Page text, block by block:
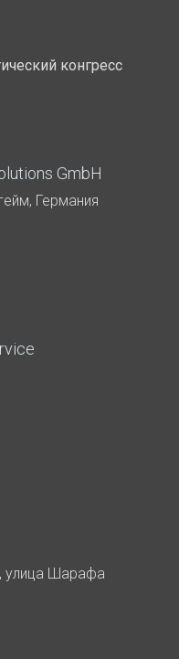
конгресс
GmbH
Германия
улица Шарафа